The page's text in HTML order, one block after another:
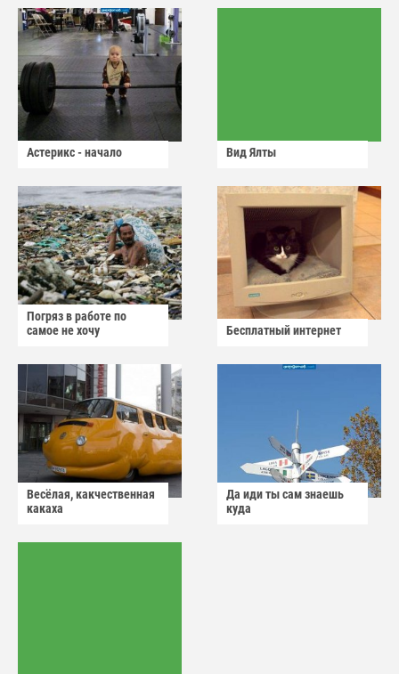
Астерикс - начало Вид Ялты
Погряз в работе по
самое не хочу
Бесплатный интернет
Весёлая, какчественная
какаха
Да иди ты сам знаешь
куда